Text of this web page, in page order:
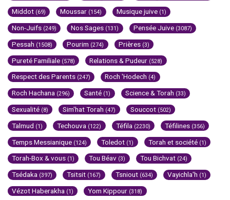
Middot (69) Moussar (154) Musique juive (1)
Non-Juifs (249) Nos Sages (131) Pensée Juive (3087)
Pessah (1508) Pourim (274) Prières (3)
Pureté Familiale (578) Relations & Pudeur (528)
Respect des Parents (247) Roch 'Hodech (4)
Roch Hachana (296) Santé (1) Science & Torah (33)
Sexualité (8) Sim'hat Torah (47) Souccot (502)
Talmud (1) Techouva (122) Téfila (2230) Téfilines (356)
Temps Messianique (124) Toledot (1) Torah et société (1)
Torah-Box & vous (1) Tou Béav (3) Tou Bichvat (24)
Tsédaka (397) Tsitsit (167) Tsniout (634) Vayichla'h (1)
Vézot Haberakha (1) Yom Kippour (318)